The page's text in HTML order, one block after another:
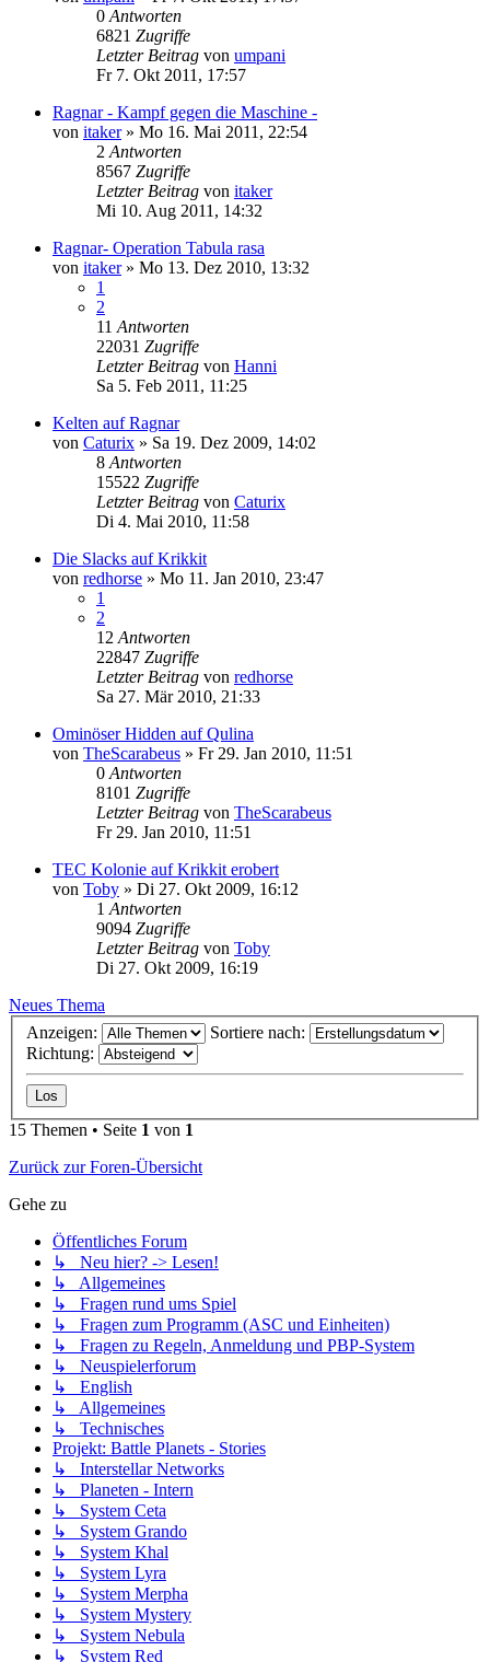
0 Antworten
6821 Zugriffe
Letzter Beitrag von umpani
Fr 7. Okt 2011, 17:57
Ragnar - Kampf gegen die Maschine -
von itaker» Mo 16. Mai 2011, 22:54
2 Antworten
8567 Zugriffe
Letzter Beitrag von itaker
Mi 10. Aug 2011, 14:32
Ragnar- Operation Tabula rasa
von itaker» Mo 13. Dez 2010, 13:32
1
2
11 Antworten
22031 Zugriffe
Letzter Beitrag von Hanni
Sa 5. Feb 2011, 11:25
Kelten auf Ragnar
von Caturix » Sa 19. Dez 2009, 14:02
8 Antworten
15522 Zugriffe
Letzter Beitrag von Caturix
Di 4. Mai 2010, 11:58
Die Slacks auf Krikkit
von redhorse » Mo 11. Jan 2010, 23:47
1
2
12 Antworten
22847 Zugriffe
Letzter Beitrag von redhorse
Sa 27. Mär 2010, 21:33
Ominöser Hidden auf Qulina
von TheScarabeus » Fr 29. Jan 2010, 11:51
0 Antworten
8101 Zugriffe
Letzter Beitrag von TheScarabeus
Fr 29. Jan 2010, 11:51
TEC Kolonie auf Krikkit erobert
von Toby » Di 27. Okt 2009, 16:12
1 Antworten
9094 Zugriffe
Letzter Beitrag von Toby
Di 27. Okt 2009, 16:19
Neues Thema
Anzeigen:
Sortiere nach:
Richtung:
15 Themen • Seite 1 von 1
Zurück zur Foren-Übersicht
Gehe zu
Öffentliches Forum
↳ Neu hier? -> Lesen!
↳ Allgemeines
↳ Fragen rund ums Spiel
↳ Fragen zum Programm (ASC und Einheiten)
↳ Fragen zu Regeln, Anmeldung und PBP-System
↳ Neuspielerforum
↳ English
↳ Allgemeines
↳ Technisches
Projekt: Battle Planets - Stories
↳ Interstellar Networks
↳ Planeten - Intern
↳ System Ceta
↳ System Grando
↳ System Khal
↳ System Lyra
↳ System Merpha
↳ System Mystery
↳ System Nebula
↳ System Red